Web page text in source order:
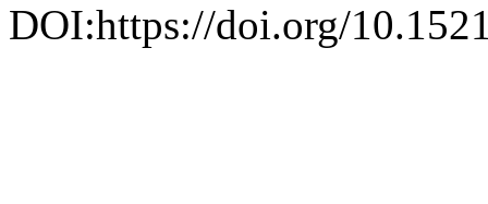
DOI:https://doi.org/